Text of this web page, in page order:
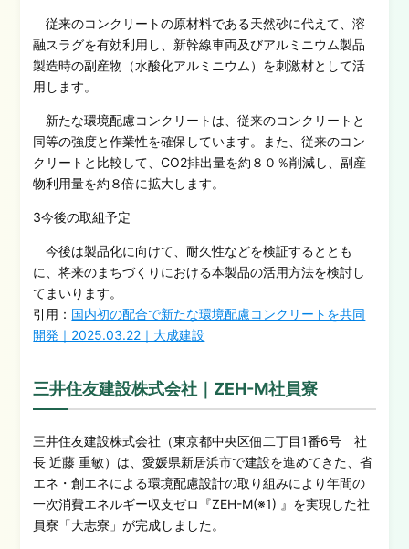
従来のコンクリートの原材料である天然砂に代えて、溶
融スラグを有効利用し、新幹線車両及びアルミニウム製品
製造時の副産物（水酸化アルミニウム）を刺激材として活
用します。
新たな環境配慮コンクリートは、従来のコンクリートと
同等の強度と作業性を確保しています。また、従来のコン
クリートと比較して、CO2排出量を約８０％削減し、副産
物利用量を約８倍に拡大します。
3今後の取組予定
今後は製品化に向けて、耐久性などを検証するととも
に、将来のまちづくりにおける本製品の活用方法を検討し
てまいります。
引用： 国内初の配合で新たな環境配慮コンクリートを共同
開発｜2025.03.22｜大成建設
三井住友建設株式会社｜ZEH-M社員寮
三井住友建設株式会社（東京都中央区佃二丁目1番6号 社
長 近藤 重敏）は、愛媛県新居浜市で建設を進めてきた、省
エネ・創エネによる環境配慮設計の取り組みにより年間の
一次消費エネルギー収支ゼロ『ZEH-M(※1) 』を実現した社
員寮「大志寮」が完成しました。